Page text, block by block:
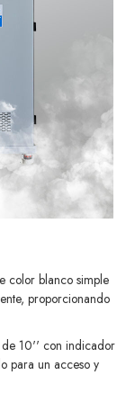
color blanco simple
proporcionando
10'' con indicador
para un acceso y